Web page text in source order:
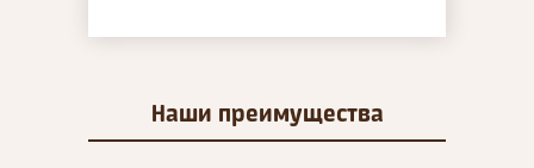
Наши преимущества